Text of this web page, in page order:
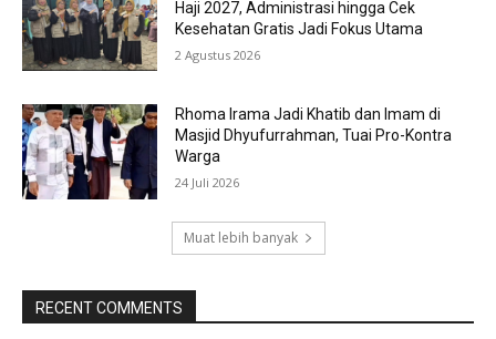
Haji 2027, Administrasi hingga Cek
Kesehatan Gratis Jadi Fokus Utama
2 Agustus 2026
Rhoma Irama Jadi Khatib dan Imam di
Masjid Dhyufurrahman, Tuai Pro-Kontra
Warga
24 Juli 2026
Muat lebih banyak
RECENT COMMENTS